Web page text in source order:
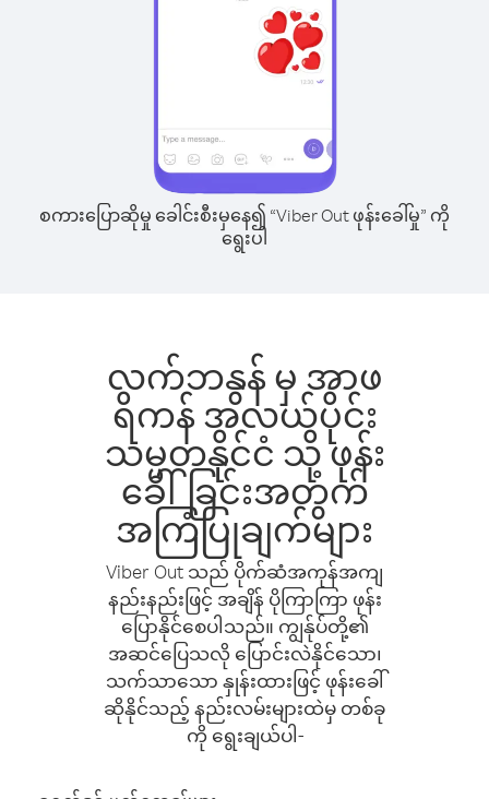
စကားပြောဆိုမှု ခေါင်းစီးမှနေ၍ “Viber Out ဖုန်းခေါ်မှု” ကို
ရွေးပါ
လက်ဘနွန် မှ အာဖ
ရိကန် အလယ်ပိုင်း
သမ္မတနိုင်ငံ သို့ ဖုန်း
ခေါ်ခြင်းအတွက်
အကြံပြုချက်များ
Viber Out သည် ပိုက်ဆံအကုန်အကျ
နည်းနည်းဖြင့် အချိန် ပိုကြာကြာ ဖုန်း
ပြောနိုင်စေပါသည်။ ကျွန်ုပ်တို့၏
အဆင်ပြေသလို ပြောင်းလဲနိုင်သော၊
သက်သာသော နှုန်းထားဖြင့် ဖုန်းခေါ်
ဆိုနိုင်သည့် နည်းလမ်းများထဲမှ တစ်ခု
ကို ရွေးချယ်ပါ-